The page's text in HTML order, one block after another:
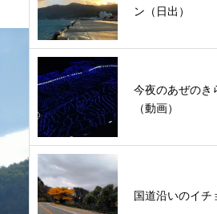
ン（日出）
今夜のあぜのき
（動画）
国道沿いのイチ